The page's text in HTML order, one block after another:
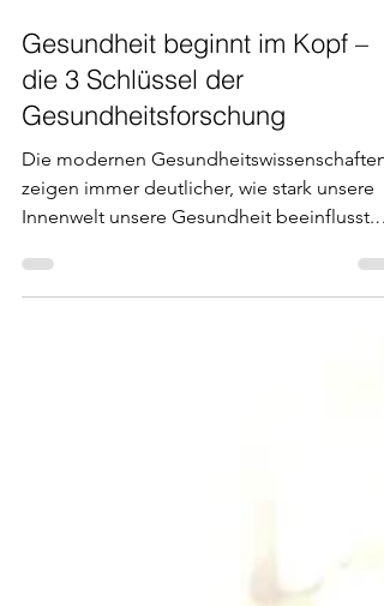
vor 5 Stunden 3 Min. Lesezeit
Gesundheit beginnt im Kopf –
die 3 Schlüssel der
Gesundheitsforschung
Die modernen Gesundheitswissenschaften
Innenwelt unsere Gesundheit beeinflusst.
Erfahre, welche drei Gesundheitsschlüssel